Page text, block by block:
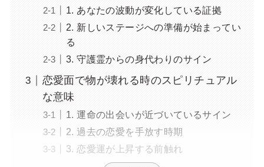
1. あなたの波動が変化している証拠
2. 新しいステージへの準備が始まってい
る
3. 守護霊からの身代わりのサイン
恋愛面で物が壊れる時のスピリチュアル
な意味
1. 運命の出会いが近づいているサイン
2. 過去の恋愛を手放す時期
3. 恋愛運が上昇する前触れ